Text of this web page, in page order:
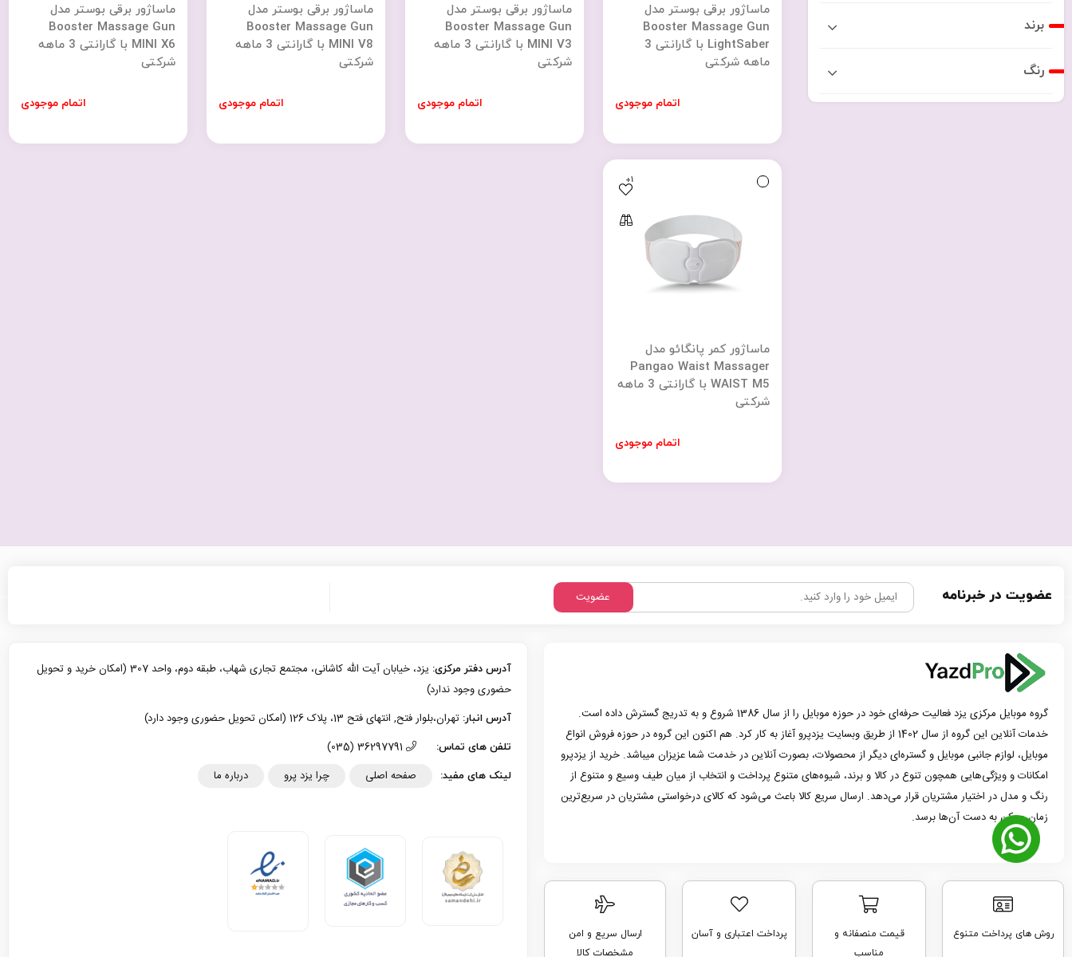
ماساژور برقی بوستر مدل
Booster Massage Gun
LightSaber با گارانتی 3
ماهه شرکتی
اتمام موجودی
ماساژور برقی بوستر مدل
Booster Massage Gun
MINI V3 با گارانتی 3 ماهه
شرکتی
اتمام موجودی
ماساژور برقی بوستر مدل
Booster Massage Gun
MINI V8 با گارانتی 3 ماهه
شرکتی
اتمام موجودی
ماساژور برقی بوستر مدل
Booster Massage Gun
MINI X6 با گارانتی 3 ماهه
شرکتی
اتمام موجودی
ماساژور کمر پانگائو مدل
Pangao Waist Massager
WAIST M5 با گارانتی 3 ماهه
شرکتی
اتمام موجودی
+1
برند
رنگ
عضویت در خبرنامه عضویت
گروه موبایل مرکزی یزد فعالیت حرفه‌ای خود در حوزه موبایل را از سال 1386 شروع و به تدریج گسترش داده است.
خدمات آنلاین این گروه از سال 1402 از طریق وبسایت یزدپرو آغاز به کار کرد. هم اکنون این گروه در حوزه فروش انواع
موبایل، لوازم جانبی موبایل و گستره‌ای دیگر از محصولات، بصورت آنلاین در خدمت شما عزیزان میباشد. خرید از یزدپرو
امکانات و ویژگی‌هایی همچون تنوع در کالا و برند، شیوه‌های متنوع پرداخت و انتخاب از میان طیف وسیع و متنوع از
رنگ و مدل در اختیار مشتریان قرار می‌دهد. ارسال سریع کالا باعث می‌شود که کالای درخواستی مشتریان در سریع‌ترین
زمان ممکن به دست آن‌ها برسد.
روش های پرداخت متنوع
قیمت منصفانه و
مناسب
پرداخت اعتباری و آسان
ارسال سریع و امن
مشخصات کالا
آدرس دفتر مرکزی:
یزد، خیابان آیت الله کاشانی، مجتمع تجاری شهاب، طبقه دوم، واحد 307 (امکان خرید و تحویل
حضوری وجود ندارد)
آدرس انبار: تهران،بلوار فتح, انتهای فتح 13، پلاک 126 (امکان تحویل حضوری وجود دارد)
تلفن های تماس:
لینک های مفید: صفحه اصلی چرا یزد پرو درباره ما